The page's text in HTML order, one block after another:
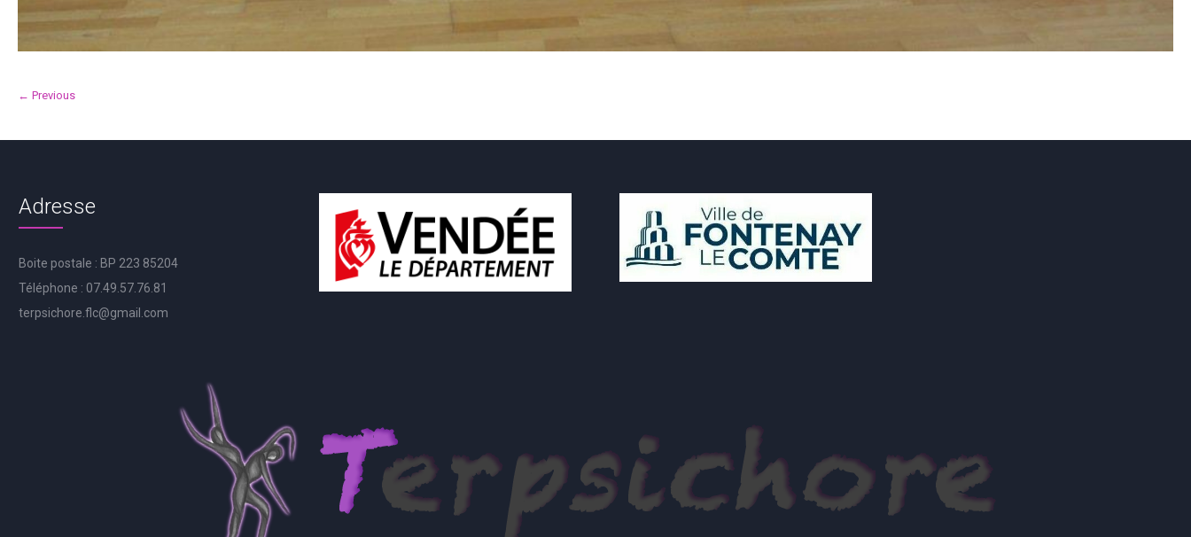
← Previous
Adresse
Boite postale : BP 223 85204
Téléphone : 07.49.57.76.81
terpsichore.flc@gmail.com